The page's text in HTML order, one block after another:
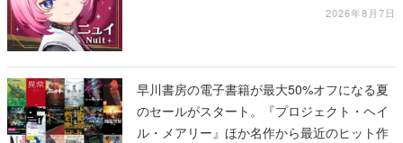
2026年8月7日
早川書房の電子書籍が最大50%オフになる夏
のセールがスタート。『プロジェクト・ヘイ
ル・メアリー』ほか名作から最近のヒット作